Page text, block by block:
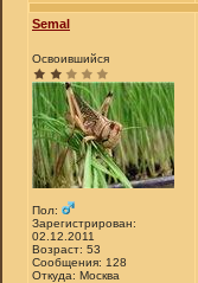
Semal
Освоившийся
Пол:
Зарегистрирован:
02.12.2011
Возраст: 53
Сообщения: 128
Откуда: Москва